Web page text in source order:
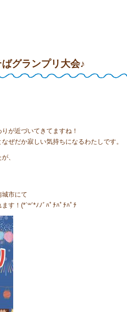
グランプリ大会♪
が近づいてきてますね！
ぜだか寂しい気持ちになるわたしです。
、
市にて
す！(*´꒳`*ﾉﾉﾞﾊﾟﾁﾊﾟﾁﾊﾟﾁ